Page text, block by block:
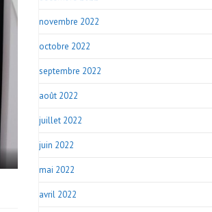
novembre 2022
octobre 2022
septembre 2022
août 2022
juillet 2022
juin 2022
mai 2022
avril 2022